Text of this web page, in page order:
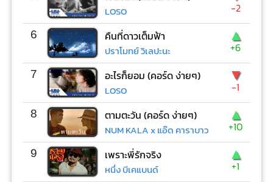
LOSO -2
6 คืนที่ดาวเต็มฟ้า
ปราโมทย์ วิเลปะนะ
▲
+6
7 อะไรก็ยอม (คอร์ด ง่ายๆ)
LOSO
▼
-1
8 ตามตะวัน (คอร์ด ง่ายๆ)
NUM KALA x แอ๊ด คาราบาว
▲
+10
9 เพราะพี่รักจริง
หนึ่ง บีเคแบนด์
▲
+1